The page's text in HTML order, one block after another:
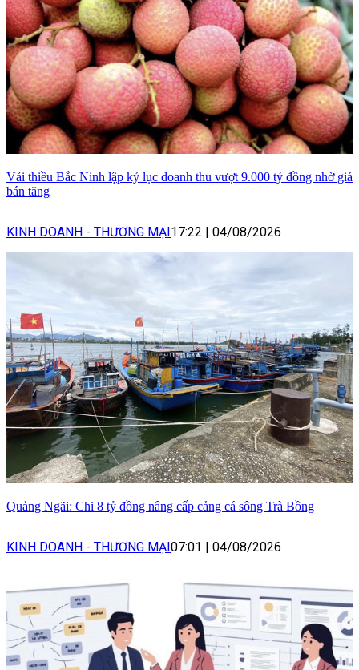
Vải thiều Bắc Ninh lập kỷ lục doanh thu vượt 9.000 tỷ đồng nhờ giá
bán tăng
KINH DOANH - THƯƠNG MẠI 17:22 04/08/2026
Quảng Ngãi: Chi 8 tỷ đồng nâng cấp cảng cá sông Trà Bồng
KINH DOANH - THƯƠNG MẠI 07:01 04/08/2026